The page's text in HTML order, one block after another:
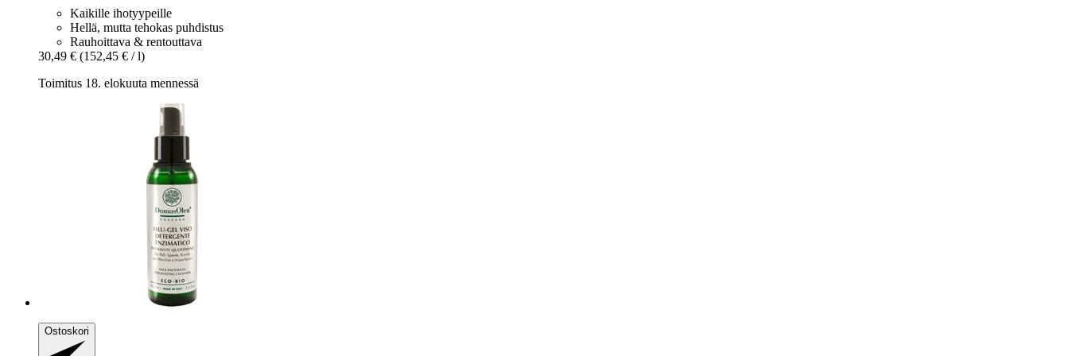
Kaikille ihotyypeille
Hellä, mutta tehokas puhdistus
Rauhoittava & rentouttava
30,49 € (152,45 € / l)
Toimitus 18. elokuuta mennessä
Ostoskori